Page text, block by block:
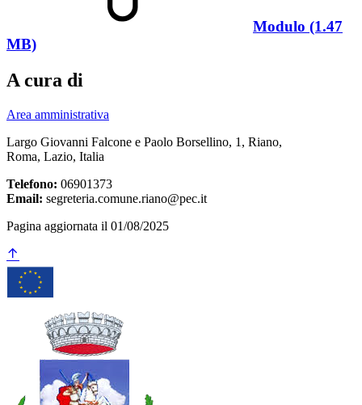
Modulo (1.47
MB)
A cura di
Area amministrativa
Largo Giovanni Falcone e Paolo Borsellino, 1, Riano,
Roma, Lazio, Italia
Telefono: 06901373
Email: segreteria.comune.riano@pec.it
Pagina aggiornata il 01/08/2025